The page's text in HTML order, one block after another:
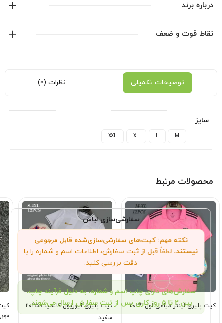
سفارشی‌سازی لباس
نکته مهم: کیت‌های سفارشی‌سازی‌شده قابل مرجوعی
نیستند. لطفاً قبل از ثبت سفارش، اطلاعات اسم و شماره را با
دقت بررسی کنید.
سفارش‌های دارای چاپ اسم و شماره، به دلیل فرآیند چاپ،
بین ۲ تا ۵ روز کاری پس از ثبت سفارش ارسال می‌شوند.
درباره برند
نایک
نقاط قوت و ضعف
توضیحات تکمیلی نظرات (0)
سایز
M
L
XL
XXL
محصولات مرتبط
کیت پلیری اینتر میامی اول 2024
کیت پلیری لیورپول کانسپت ۲۰۲۵
سفید